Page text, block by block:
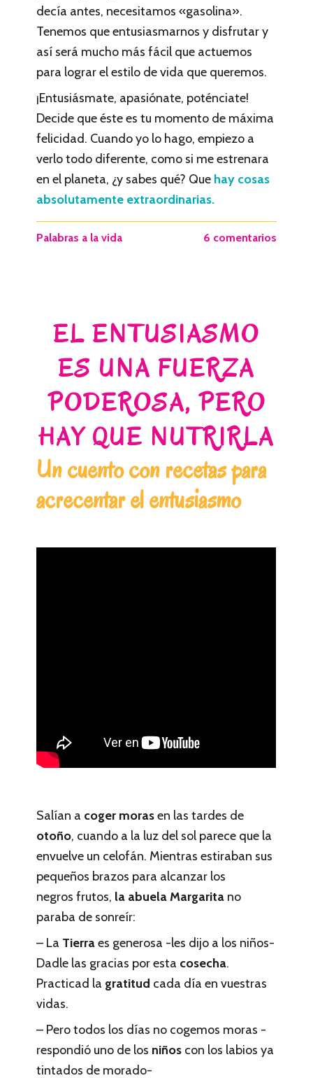
decía antes, necesitamos «gasolina».
Tenemos que entusiasmarnos y disfrutar y
así será mucho más fácil que actuemos
para lograr el estilo de vida que queremos.
¡Entusiásmate, apasiónate, poténciate!
Decide que éste es tu momento de máxima
felicidad. Cuando yo lo hago, empiezo a
verlo todo diferente, como si me estrenara
en el planeta, ¿y sabes qué? Que hay cosas
absolutamente extraordinarias.
Palabras a la vida 6 comentarios
EL ENTUSIASMO
ES UNA FUERZA
PODEROSA, PERO
HAY QUE NUTRIRLA
Un cuento con recetas para
acrecentar el entusiasmo
Salían a coger morasen las tardes de
otoño, cuando a la luz del sol parece que la
envuelve un celofán. Mientras estiraban sus
pequeños brazos para alcanzar los
negros frutos, la abuela Margarita no
paraba de sonreír:
– La Tierraes generosa -les dijo a los niños-
Dadle las gracias por esta cosecha.
Practicad la gratitud cada día en vuestras
vidas.
– Pero todos los días no cogemos moras -
respondió uno de los niños con los labios ya
tintados de morado-